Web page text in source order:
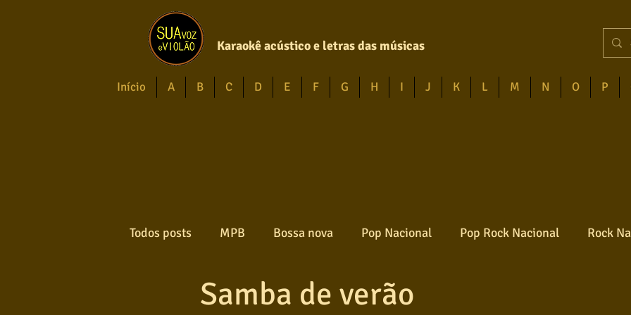
Karaokê acústico e letras das músicas
Início A B C D E F G H I J K L M N O P
Todos posts MPB Bossa nova Pop Nacional Pop Rock Nacional Rock
Gospel Axé Reggae Jazz
Samba de verão